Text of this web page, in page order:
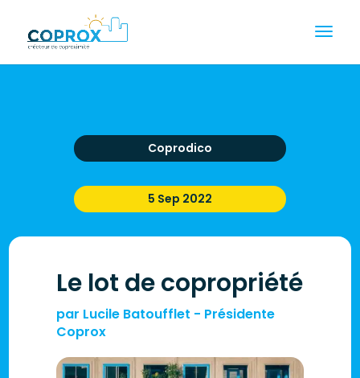
Coprodico
5 Sep 2022
Le lot de copropriété
par Lucile Batoufflet - Présidente
Coprox